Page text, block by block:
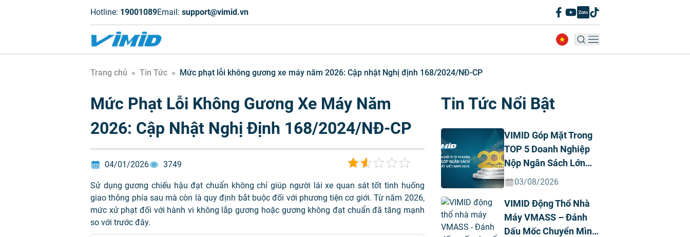
Hotline: 19001089Email: support@vimid.vn
Trang chủ » Tin Tức » Mức phạt lỗi không gương xe máy năm 2026: Cập nhật Nghị định 168/2024/NĐ-CP
Mức Phạt Lỗi Không Gương Xe Máy Năm
2026: Cập Nhật Nghị Định 168/2024/NĐ-CP
04/01/2026 3749
Sử dụng gương chiếu hậu đạt chuẩn không chỉ giúp người lái xe quan sát tốt tình huống
giao thông phía sau mà còn là quy định bắt buộc đối với phương tiện cơ giới. Từ năm 2026,
mức xử phạt đối với hành vi không lắp gương hoặc gương không đạt chuẩn đã tăng mạnh
so với trước đây.
Tin Tức Nổi Bật
VIMID Góp Mặt Trong
TOP 5 Doanh Nghiệp
Nộp Ngân Sách Lớn
Nhất Việt Nam Năm
Nhân
03/08/2026
VIMID Động Thổ Nhà
Máy VMASS – Đánh
Dấu Mốc Chuyển Mình